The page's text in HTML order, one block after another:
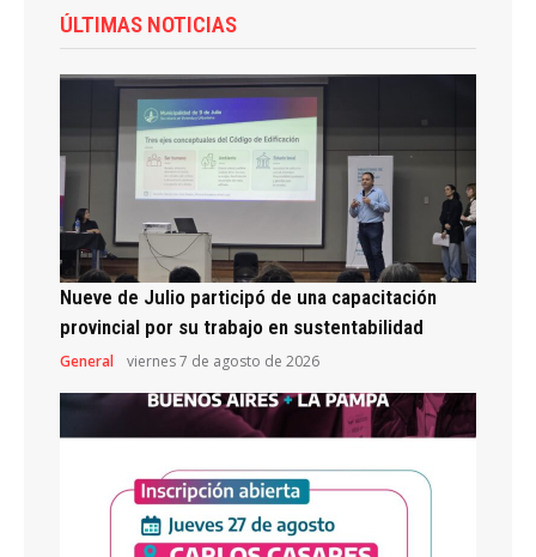
ÚLTIMAS NOTICIAS
Nueve de Julio participó de una capacitación
provincial por su trabajo en sustentabilidad
General viernes 7 de agosto de 2026